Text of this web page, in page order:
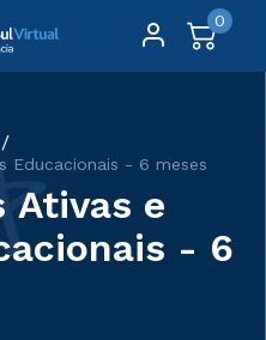
0
Educacionais - 6 meses
Ativas e
- 6